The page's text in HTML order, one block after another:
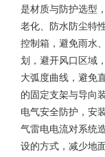
是材质与防护选型
老化、防水防尘特
控制箱，避免雨水
划，避开风口区域
大弧度曲线，避免
的固定支架与导向
电气安全防护，安
气雷电电流对系统
设的方式，减少地